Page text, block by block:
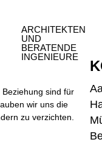
ARCHITEKTEN
UND
BERATENDE
INGENIEURE
sind für
wir uns die
zu verzichten.